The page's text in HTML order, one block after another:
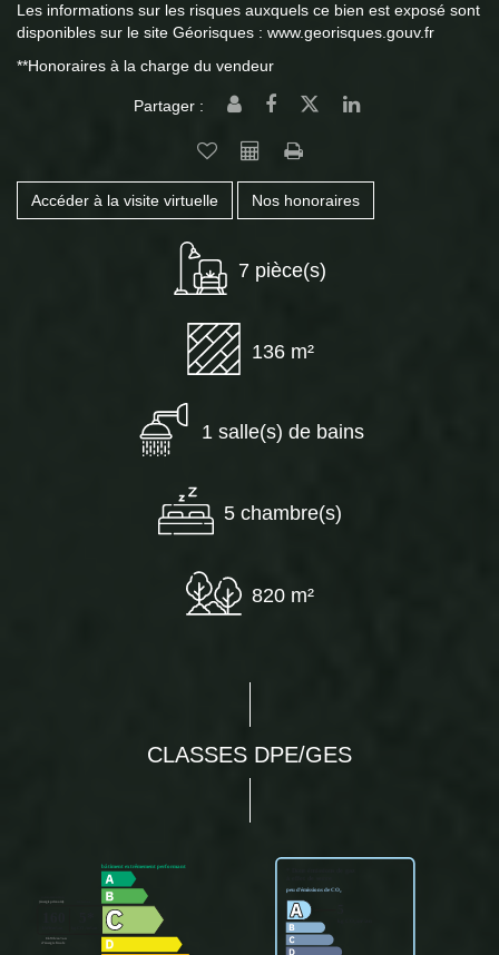
Les informations sur les risques auxquels ce bien est exposé sont
disponibles sur le site Géorisques : www.georisques.gouv.fr
**Honoraires à la charge du vendeur
Partager :
Accéder à la visite virtuelle Nos honoraires
7 pièce(s)
136 m²
1 salle(s) de bains
5 chambre(s)
820 m²
CLASSES DPE/GES